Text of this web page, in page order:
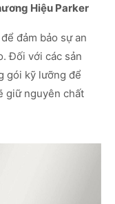
Hiệu Parker
đảm bảo sự an
Đối với các sản
gói kỹ lưỡng để
giữ nguyên chất